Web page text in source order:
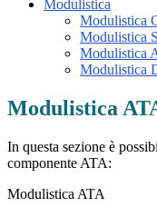
Modulistica
Modulistica
Modulistica
Modulistica
Modulistica
Modulistica
In questa sezione è
componente ATA:
Modulistica ATA